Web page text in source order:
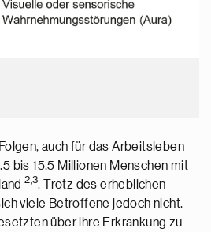
auch für das Arbeitsleben
bis 15,5 Millionen Menschen mit
2,3. Trotz des erheblichen
viele Betroffene jedoch nicht,
über ihre Erkrankung zu